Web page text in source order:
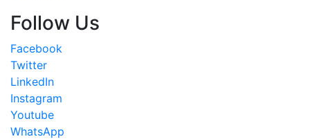
Follow Us
Facebook
Twitter
LinkedIn
Instagram
Youtube
WhatsApp